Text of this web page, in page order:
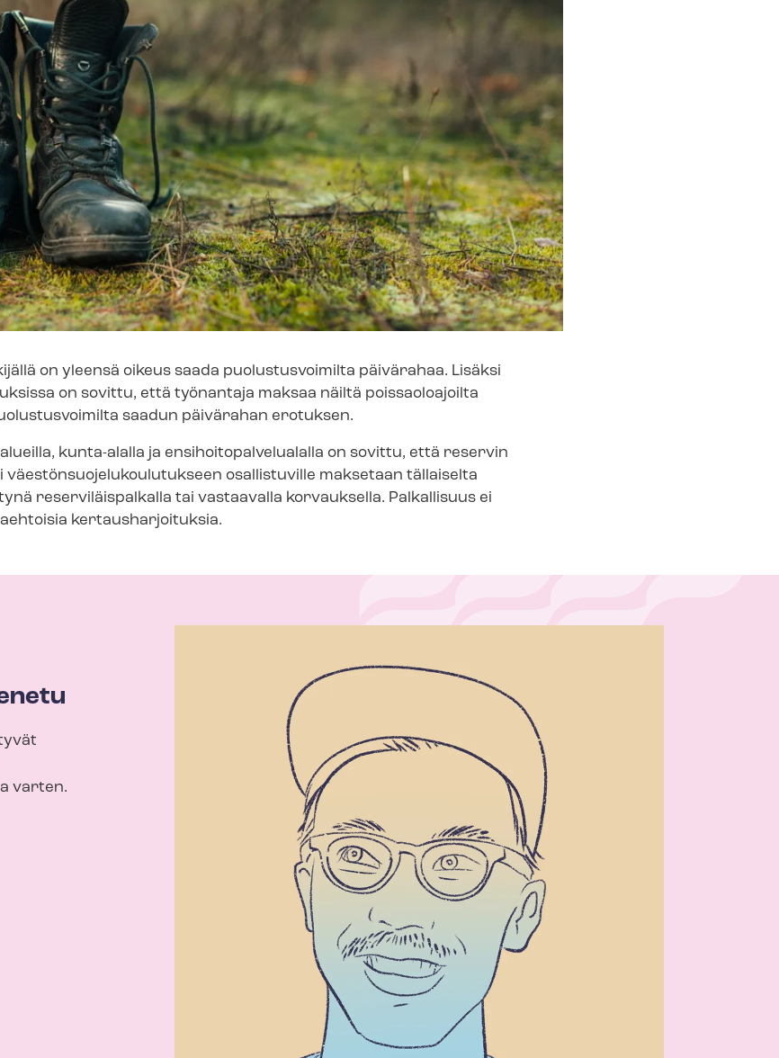
on yleensä oikeus saada puolustusvoimilta päivärahaa. Lisäksi
on sovittu, että työnantaja maksaa näiltä poissaoloajoilta
saadun päivärahan erotuksen.
kunta-alalla ja en­si­hoi­to­pal­ve­lua­lal­la on sovittu, että reservin
osallistuville maksetaan tällaiselta
re­ser­vi­läis­pal­kal­la tai vastaavalla korvauksella. Palkallisuus ei
ker­taus­har­joi­tuk­sia.
varten.